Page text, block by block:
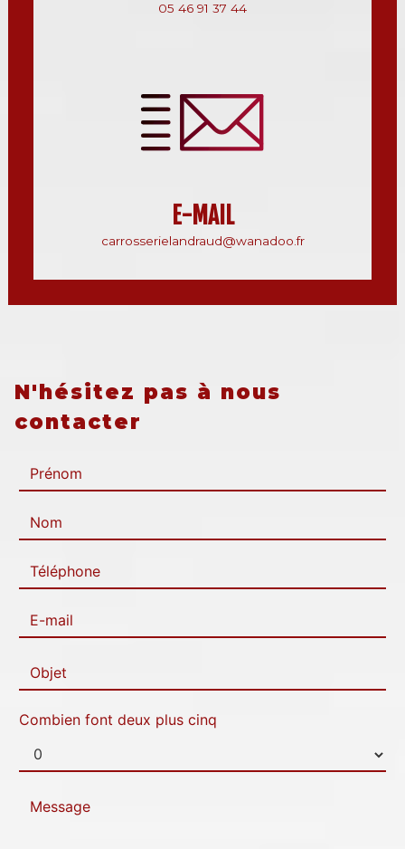
05 46 91 37 44
E-MAIL
carrosserielandraud@wanadoo.fr
N'hésitez pas à nous
contacter
Combien font deux plus cinq